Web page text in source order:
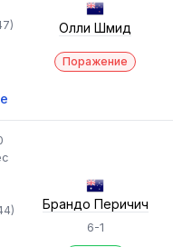
Олли Шмид
Поражение
Брандо Перичич
6-1